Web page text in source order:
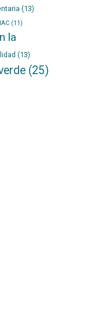
(13)
(11)
la
(13)
(25)